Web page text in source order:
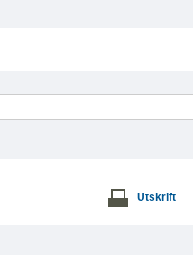
Utskrift